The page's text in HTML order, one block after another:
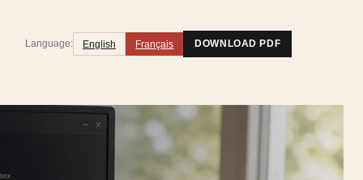
Language: English Français DOWNLOAD PDF